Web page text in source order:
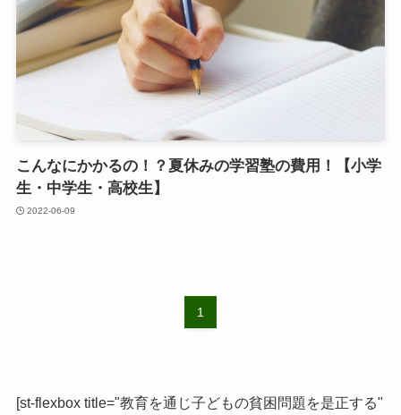
こんなにかかるの！？夏休みの学習塾の費用！【小学
生・中学生・高校生】
2022-06-09
1
[st-flexbox title="教育を通じ子どもの貧困問題を是正する"